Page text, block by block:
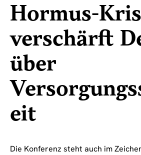
Hormus-
verschärft
über
eit
Die Konferenz steht auch im